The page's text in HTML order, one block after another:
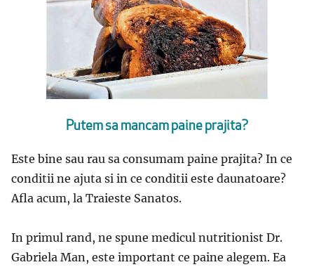
Putem sa mancam paine prajita?
Este bine sau rau sa consumam paine prajita? In ce
conditii ne ajuta si in ce conditii este daunatoare?
Afla acum, la Traieste Sanatos.
In primul rand, ne spune medicul nutritionist Dr.
Gabriela Man, este important ce paine alegem. Ea